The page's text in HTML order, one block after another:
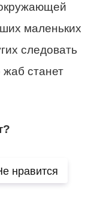
маленьких
следовать
станет
нравится